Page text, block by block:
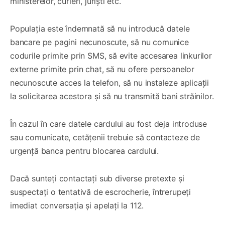
Populația este îndemnată să nu introducă datele
bancare pe pagini necunoscute, să nu comunice
codurile primite prin SMS, să evite accesarea linkurilor
externe primite prin chat, să nu ofere persoanelor
necunoscute acces la telefon, să nu instaleze aplicații
la solicitarea acestora și să nu transmită bani străinilor.
În cazul în care datele cardului au fost deja introduse
sau comunicate, cetățenii trebuie să contacteze de
urgență banca pentru blocarea cardului.
Dacă sunteți contactați sub diverse pretexte și
suspectați o tentativă de escrocherie, întrerupeți
imediat conversația și apelați la 112.